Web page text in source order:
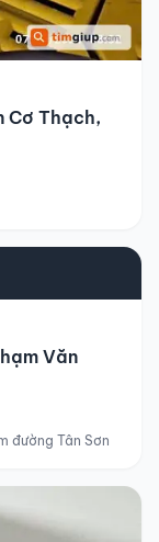
Cơ Thạch,
Văn
đường Tân Sơn